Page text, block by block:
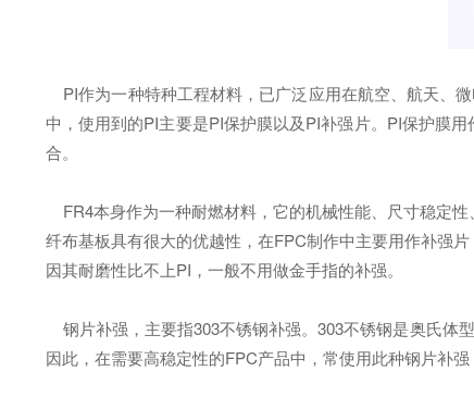
PI作为一种特种工程材料，已广泛应用在航空、航天、
中，使用到的PI主要是PI保护膜以及PI补强片。PI保护膜
合。
FR4本身作为一种耐燃材料，它的机械性能、尺寸稳定
纤布基板具有很大的优越性，在FPC制作中主要用作补强
因其耐磨性比不上PI，一般不用做金手指的补强。
钢片补强，主要指303不锈钢补强。303不锈钢是奥氏体
因此，在需要高稳定性的FPC产品中，常使用此种钢片补